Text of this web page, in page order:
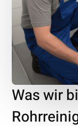
Was wir